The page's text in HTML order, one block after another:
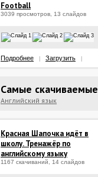
Football
3039 просмотров, 13 слайдов
Подробнее Загрузить
Самые скачиваемые
Английский язык
Красная Шапочка идёт в
школу. Тренажёр по
английскому языку
1167 скачиваний, 14 слайдов